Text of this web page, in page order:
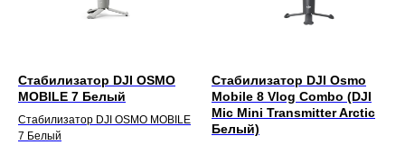
Стабилизатор DJI OSMO
MOBILE 7 Белый
Стабилизатор DJI OSMO MOBILE
7 Белый
Стабилизатор DJI Osmo
Mobile 8 Vlog Combo (DJI
Mic Mini Transmitter Arctic
Белый)